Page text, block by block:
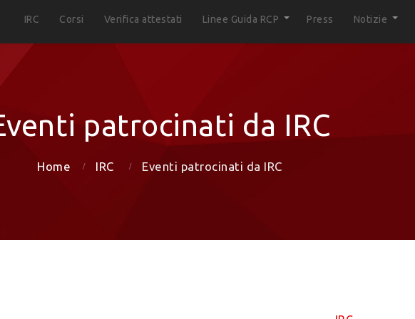
IRC Corsi Verifica attestati Linee Guida RCP Press Notizie
patrocinati da IRC
Home IRC Eventi patrocinati da IRC